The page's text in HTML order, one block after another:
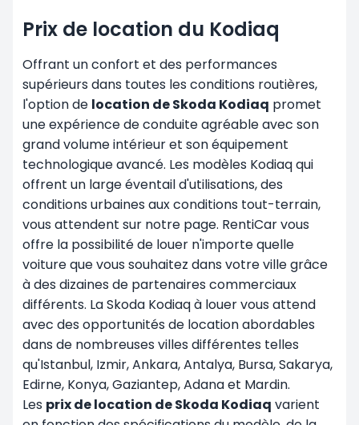
Prix de location du Kodiaq
Offrant un confort et des performances
supérieurs dans toutes les conditions routières,
l'option de location de Skoda Kodiaq promet
une expérience de conduite agréable avec son
grand volume intérieur et son équipement
technologique avancé. Les modèles Kodiaq qui
offrent un large éventail d'utilisations, des
conditions urbaines aux conditions tout-terrain,
vous attendent sur notre page. RentiCar vous
offre la possibilité de louer n'importe quelle
voiture que vous souhaitez dans votre ville grâce
à des dizaines de partenaires commerciaux
différents. La Skoda Kodiaq à louer vous attend
avec des opportunités de location abordables
dans de nombreuses villes différentes telles
qu'Istanbul, Izmir, Ankara, Antalya, Bursa, Sakarya,
Edirne, Konya, Gaziantep, Adana et Mardin.
Les prix de location de Skoda Kodiaq varient